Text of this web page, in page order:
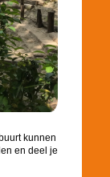
kunnen
en deel je